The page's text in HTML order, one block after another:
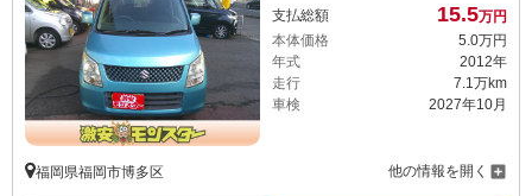
支払総額 15.5万円
本体価格
5. 0万円
年式
2012年
走行
7.1万km
車検
2027年10月
福岡県福岡市博多区 他の情報を開く